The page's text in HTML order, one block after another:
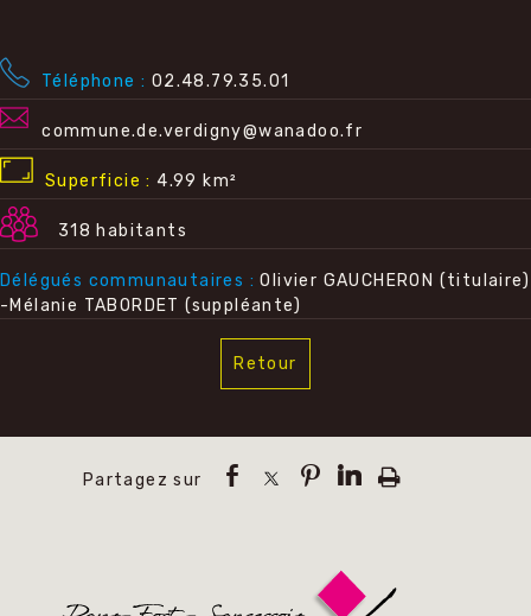
Téléphone 02.48.79.35.01
commune.de.verdigny@wanadoo.fr
Superficie 4.99 km²
318 habitants
Délégués communautaires
Olivier GAUCHERON (titulaire)
-Mélanie TABORDET (suppléante)
Retour